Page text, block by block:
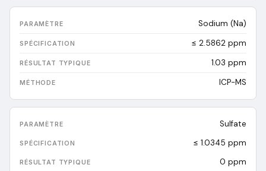
Sodium (Na)
≤ 2.5862 ppm
1.03 ppm
ICP-MS
Sulfate
≤ 1.0345 ppm
0 ppm